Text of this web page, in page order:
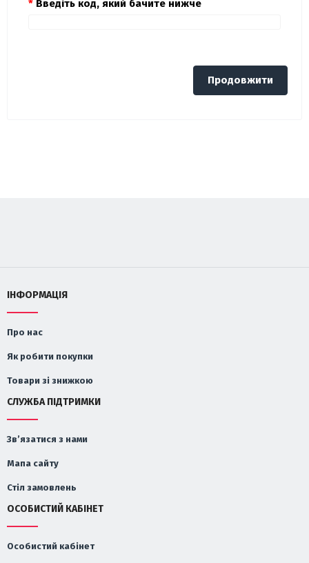
Введіть код, який бачите нижче
Продовжити
ІНФОРМАЦІЯ
Про нас
Як робити покупки
Товари зі знижкою
СЛУЖБА ПІДТРИМКИ
Зв’язатися з нами
Мапа сайту
Стіл замовлень
ОСОБИСТИЙ КАБІНЕТ
Особистий кабінет